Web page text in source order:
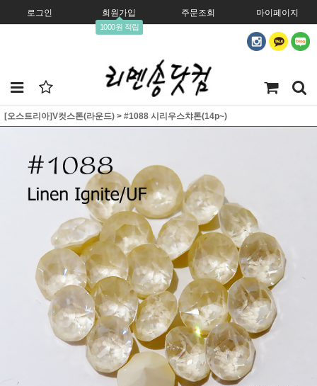
로그인 회원가입
1000원 적립
주문조회 마이페이지
[오스트리아]V컷스톤(라운드) > #1088 시리우스챠톤(14p~)